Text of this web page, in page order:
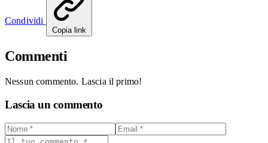
Condividi
Copia link
Commenti
Nessun commento. Lascia il primo!
Lascia un commento